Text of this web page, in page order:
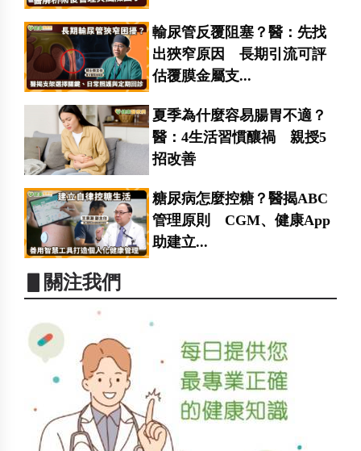
輸尿管反覆阻塞？醫：先找
出狹窄原因 長期引流可評
估覆膜金屬支...
夏季為什麼容易腸胃不適？
醫：4生活習慣釀禍 親授5
招改善
糖尿病怎麼控糖？醫揭ABC
管理原則 CGM、健康App
助建立...
▋關注我們